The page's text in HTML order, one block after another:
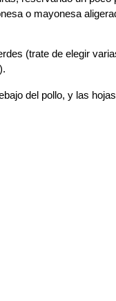
o mayonesa
(trate de elegir
del pollo, y las hojas